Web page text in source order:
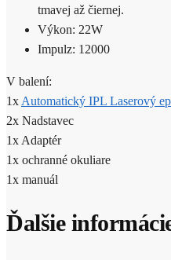
tmavej až čiernej.
Výkon: 22W
Impulz: 12000
V balení:
1x Automatický IPL Laserový
2x Nadstavec
1x Adaptér
1x ochranné okuliare
1x manuál
Ďalšie